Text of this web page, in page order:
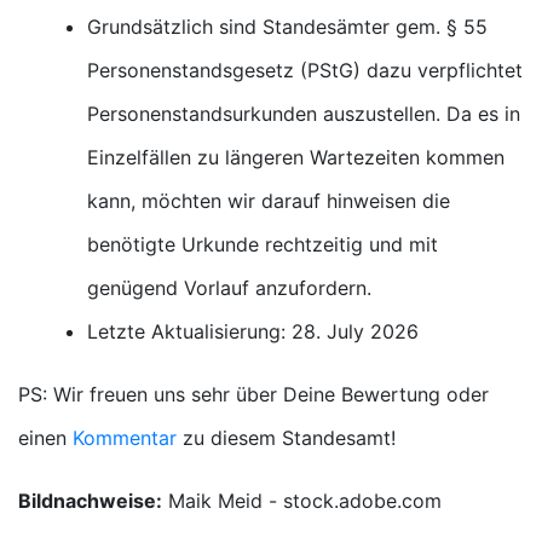
Grundsätzlich sind Standesämter gem. § 55
Personenstandsgesetz (PStG) dazu verpflichtet
Personenstandsurkunden auszustellen. Da es in
Einzelfällen zu längeren Wartezeiten kommen
kann, möchten wir darauf hinweisen die
benötigte Urkunde rechtzeitig und mit
genügend Vorlauf anzufordern.
Letzte Aktualisierung: 28. July 2026
PS: Wir freuen uns sehr über Deine Bewertung oder
einen Kommentar zu diesem Standesamt!
Bildnachweise: Maik Meid - stock.adobe.com